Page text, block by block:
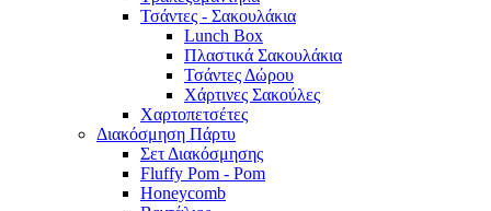
Τσάντες - Σακουλάκια
Lunch Box
Πλαστικά Σακουλάκια
Τσάντες Δώρου
Χάρτινες Σακούλες
Χαρτοπετσέτες
Διακόσμηση Πάρτυ
Σετ Διακόσμησης
Fluffy Pom - Pom
Honeycomb